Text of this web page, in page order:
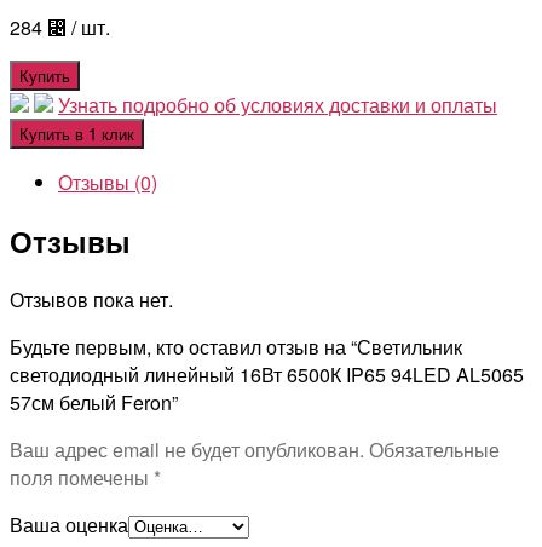
284 ⃄ / шт.
Купить
Узнать подробно об условиях доставки и оплаты
Купить в 1 клик
Отзывы (0)
Отзывы
Отзывов пока нет.
Будьте первым, кто оставил отзыв на “Светильник
светодиодный линейный 16Вт 6500К IP65 94LED AL5065
57см белый Feron”
Ваш адрес email не будет опубликован. Обязательные
поля помечены *
Ваша оценка